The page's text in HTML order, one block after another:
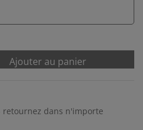
Ajouter au panier
dans n'importe